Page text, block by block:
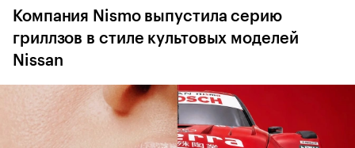
Компания Nismo выпустила серию
гриллзов в стиле культовых моделей
Nissan